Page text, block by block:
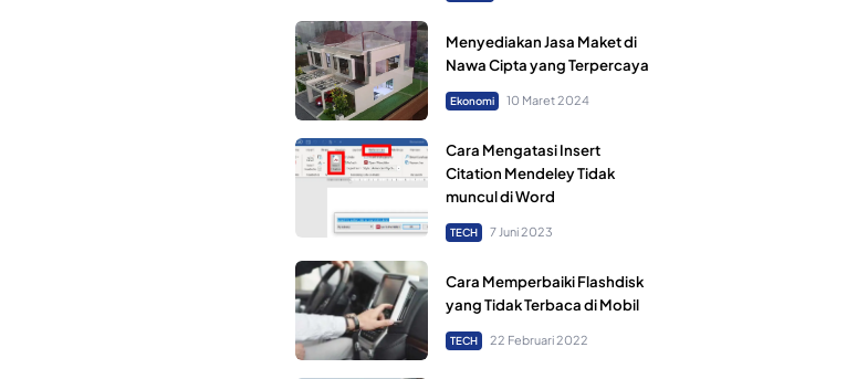
Menyediakan Jasa Maket di
Nawa Cipta yang Terpercaya
Ekonomi 10 Maret 2024
Cara Mengatasi Insert
Citation Mendeley Tidak
muncul di Word
TECH 7 Juni 2023
Cara Memperbaiki Flashdisk
yang Tidak Terbaca di Mobil
TECH 22 Februari 2022